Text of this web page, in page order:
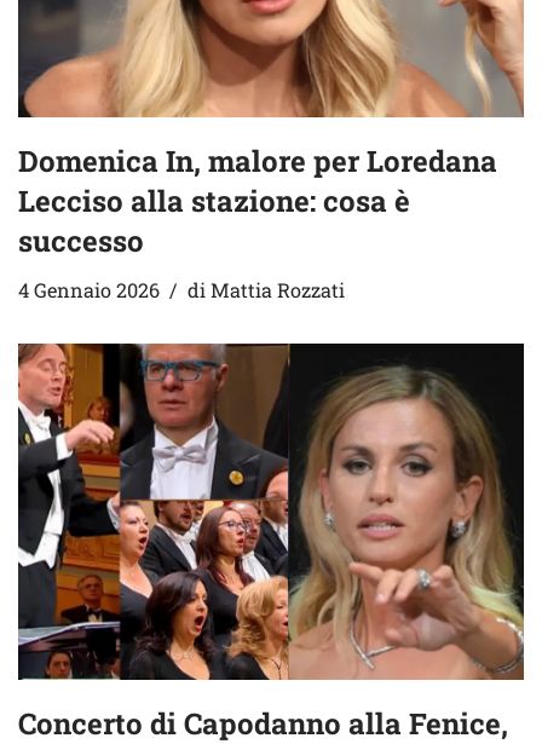
Domenica In, malore per Loredana
Lecciso alla stazione: cosa è
successo
4 Gennaio 2026 di Mattia Rozzati
Concerto di Capodanno alla Fenice,